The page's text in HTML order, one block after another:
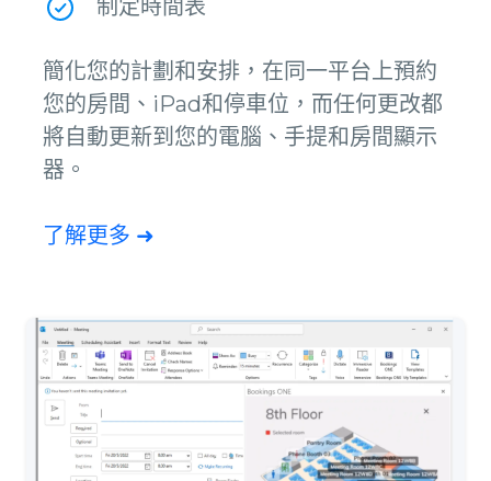
制定時間表
簡化您的計劃和安排，在同一平台上預約
您的房間、iPad和停車位，而任何更改都
將自動更新到您的電腦、手提和房間顯示
器。
了解更多 ➜